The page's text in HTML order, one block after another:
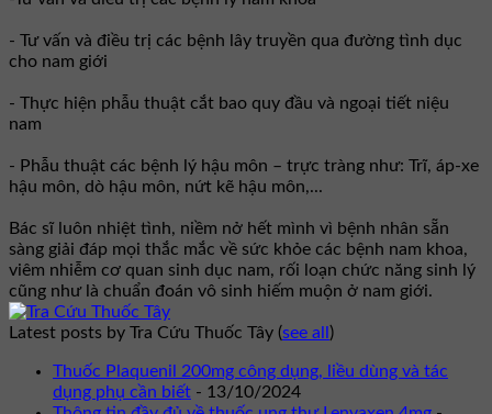
- Tư vấn và điều trị các bệnh lây truyền qua đường tình dục
cho nam giới
- Thực hiện phẫu thuật cắt bao quy đầu và ngoại tiết niệu
nam
- Phẫu thuật các bệnh lý hậu môn – trực tràng như: Trĩ, áp-xe
hậu môn, dò hậu môn, nứt kẽ hậu môn,...
Bác sĩ luôn nhiệt tình, niềm nở hết mình vì bệnh nhân sẵn
sàng giải đáp mọi thắc mắc về sức khỏe các bệnh nam khoa,
viêm nhiễm cơ quan sinh dục nam, rối loạn chức năng sinh lý
cũng như là chuẩn đoán vô sinh hiếm muộn ở nam giới.
Latest posts by Tra Cứu Thuốc Tây (see all )
Thuốc Plaquenil 200mg công dụng, liều dùng và tác
dụng phụ cần biết - 13/10/2024